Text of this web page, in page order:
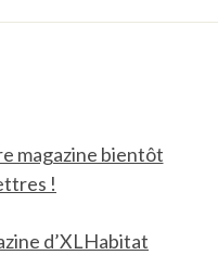
magazine bientôt
!
d’XLHabitat